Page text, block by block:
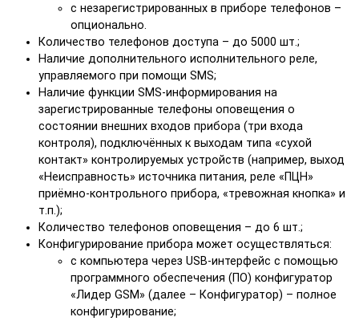
с незарегистрированных в приборе телефонов –
опционально.
Количество телефонов доступа – до 5000 шт.;
Наличие дополнительного исполнительного реле,
управляемого при помощи SMS;
Наличие функции SMS-информирования на
зарегистрированные телефоны оповещения о
состоянии внешних входов прибора (три входа
контроля), подключённых к выходам типа «сухой
контакт» контролируемых устройств (например, выход
«Неисправность» источника питания, реле «ПЦН»
приёмно-контрольного прибора, «тревожная кнопка» и
т.п.);
Количество телефонов оповещения – до 6 шт.;
Конфигурирование прибора может осуществляться:
с компьютера через USB-интерфейс с помощью
программного обеспечения (ПО) конфигуратор
«Лидер GSM» (далее – Конфигуратор) – полное
конфигурирование;